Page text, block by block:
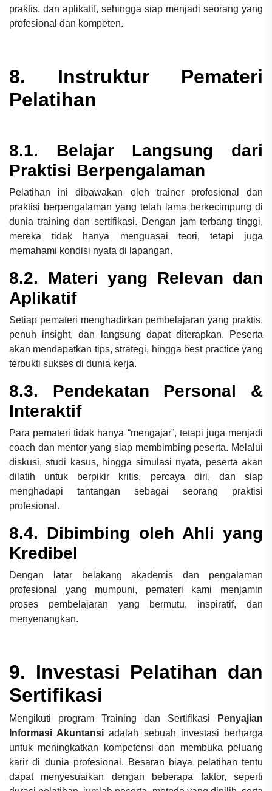
praktis, dan aplikatif, sehingga siap menjadi seorang yang
profesional dan kompeten.
8. Instruktur Pemateri
Pelatihan
8.1. Belajar Langsung dari
Praktisi Berpengalaman
Pelatihan ini dibawakan oleh trainer profesional dan
praktisi berpengalaman yang telah lama berkecimpung di
dunia training dan sertifikasi. Dengan jam terbang tinggi,
mereka tidak hanya menguasai teori, tetapi juga
memahami kondisi nyata di lapangan.
8.2. Materi yang Relevan dan
Aplikatif
Setiap pemateri menghadirkan pembelajaran yang praktis,
penuh insight, dan langsung dapat diterapkan. Peserta
akan mendapatkan tips, strategi, hingga best practice yang
terbukti sukses di dunia kerja.
8.3. Pendekatan Personal &
Interaktif
Para pemateri tidak hanya “mengajar”, tetapi juga menjadi
coach dan mentor yang siap membimbing peserta. Melalui
diskusi, studi kasus, hingga simulasi nyata, peserta akan
dilatih untuk berpikir kritis, percaya diri, dan siap
menghadapi tantangan sebagai seorang praktisi
profesional.
8.4. Dibimbing oleh Ahli yang
Kredibel
Dengan latar belakang akademis dan pengalaman
profesional yang mumpuni, pemateri kami menjamin
proses pembelajaran yang bermutu, inspiratif, dan
menyenangkan.
9. Investasi Pelatihan dan
Sertifikasi
Mengikuti program Training dan Sertifikasi
Penyajian
Informasi Akuntansiadalah sebuah investasi berharga
untuk meningkatkan kompetensi dan membuka peluang
karir di dunia profesional. Besaran biaya pelatihan tentu
dapat menyesuaikan dengan beberapa faktor, seperti